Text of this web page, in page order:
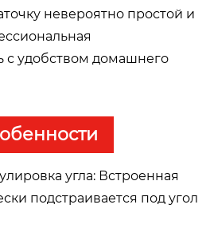
невероятно простой и
с удобством домашнего
угла: Встроенная
подстраивается под угол